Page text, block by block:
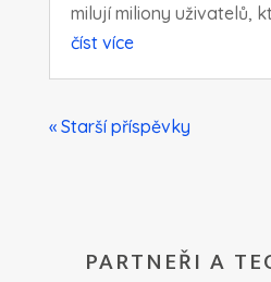
milují miliony uživatelů,
číst více
« Starší příspěvky
PARTNEŘI A